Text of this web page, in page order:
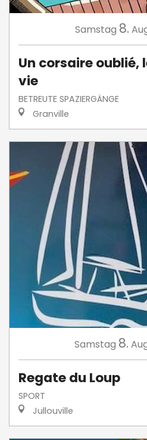
Samstag 8.
Un corsaire oublié,
vie
BETREUTE SPAZIERGÄNGE
Granville
Samstag 8.
Regate du Loup
SPORT
Jullouville